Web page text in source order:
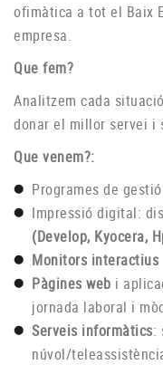
ofimàtica a tot el Baix
empresa.
Que fem?
Analitzem cada
donar el millor servei i
Que venem?:
Programes de
Impressió digital:
(Develop, Kyocera,
Monitors interactius
Pàgines web i
jornada laboral i
Serveis informàtics:
núvol/